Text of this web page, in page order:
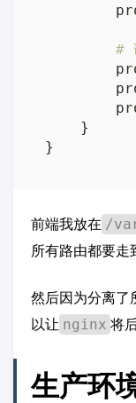
#
    }
}
前端我放在 /
所有路由都要走
然后因为分离了
以让 nginx 将
生产环